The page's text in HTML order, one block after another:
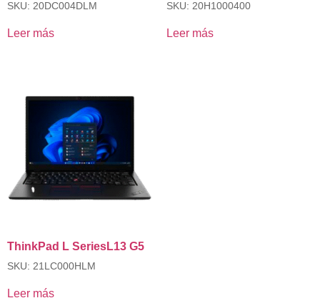
SKU: 20DC004DLM
Leer más
SKU: 20H1000400
Leer más
ThinkPad L SeriesL13 G5
SKU: 21LC000HLM
Leer más